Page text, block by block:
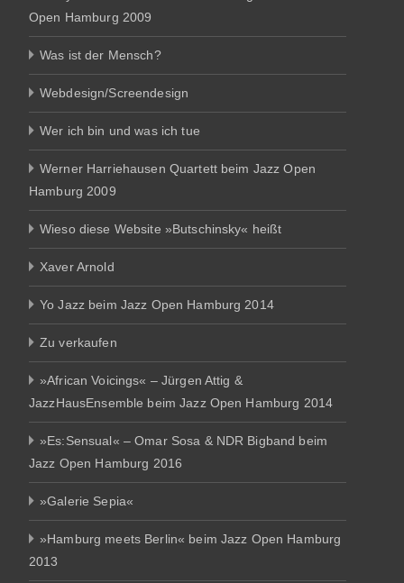
Open Hamburg 2009
Was ist der Mensch?
Webdesign/Screendesign
Wer ich bin und was ich tue
Werner Harriehausen Quartett beim Jazz Open
Hamburg 2009
Wieso diese Website »Butschinsky« heißt
Xaver Arnold
Yo Jazz beim Jazz Open Hamburg 2014
Zu verkaufen
»African Voicings« – Jürgen Attig &
JazzHausEnsemble beim Jazz Open Hamburg 2014
»Es:Sensual« – Omar Sosa & NDR Bigband beim
Jazz Open Hamburg 2016
»Galerie Sepia«
»Hamburg meets Berlin« beim Jazz Open Hamburg
2013